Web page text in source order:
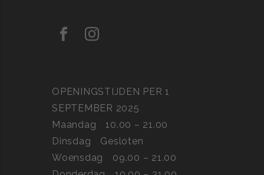
OPENINGSTIJDEN PER 1
SEPTEMBER 2025
Maandag
10.00 – 21.00
Dinsdag
Gesloten
Woensdag
09.00 – 21.00